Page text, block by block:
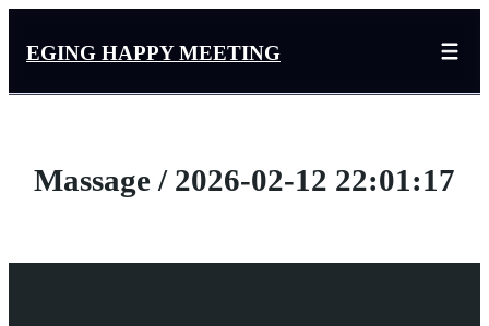
ス
EGING HAPPY MEETING
Massage / 2026-02-12 22:01:17